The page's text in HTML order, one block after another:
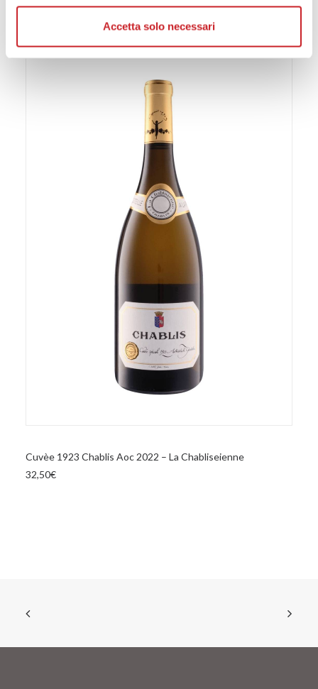
Approfondisci come vengono elaborati i tuoi dati personali
e imposta le tue preferenze nellasezione dettagli
modificare o ritirare il tuo consenso in qualsiasi momento
dalla Dichiarazione sui cookie.
Utilizziamo i cookie per personalizzare contenuti ed
annunci, per fornire funzionalità dei social media e per
analizzare il nostro traffico. Condividiamo inoltre
informazioni sul modo in cui utilizza il nostro sito con i
nostri partner che si occupano di analisi dei dati web,
pubblicità e social media, i quali potrebbero combinarle
con altre informazioni che ha fornito loro o che hanno
raccolto dal suo utilizzo dei loro servizi.
Accetta solo necessari
Cuvèe 1923 Chablis Aoc 2022 – La Chabliseienne
32,50€